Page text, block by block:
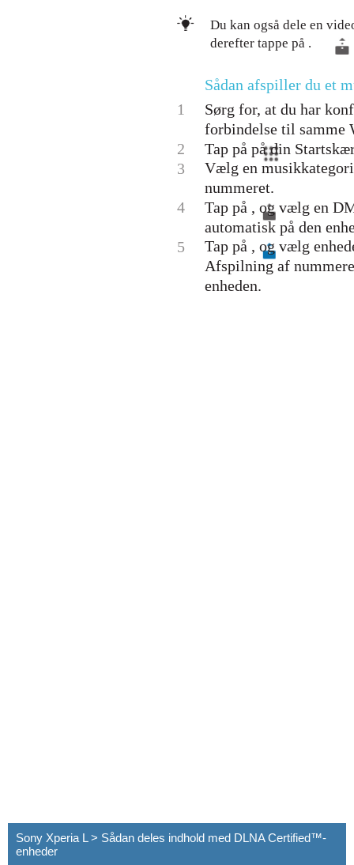
Du kan også dele en
derefter tappe på .
Sådan afspiller du et
1
Sørg for, at du har
forbindelse til samme
2
Tap på på din
3
Vælg en
nummeret.
4
Tap på , og vælg en
automatisk på den
5
Tap på , og vælg
Afspilning af
enheden.
Sony Xperia L > Sådan deles indhold med DLNA Certified™‎-
enheder